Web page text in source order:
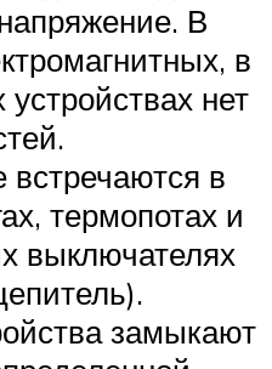
В
в
нет
в
термопотах и
выключателях
замыкают